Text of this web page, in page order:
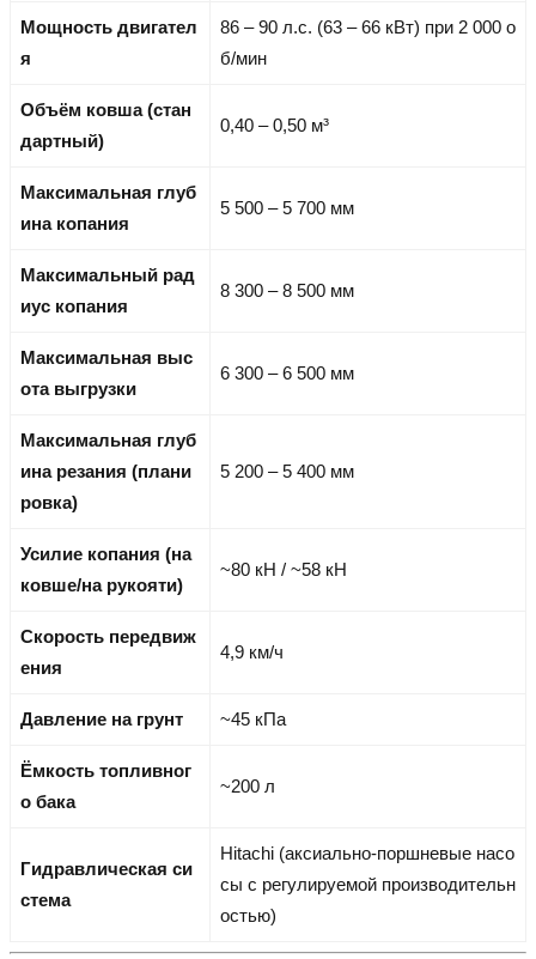
Мощность двигател
я
86 – 90 л.с. (63 – 66 кВт) при 2 000 о
б/мин
Объём ковша (стан
дартный)
0,40 – 0,50 м³
Максимальная глуб
ина копания
5 500 – 5 700 мм
Максимальный рад
иус копания
8 300 – 8 500 мм
Максимальная выс
ота выгрузки
6 300 – 6 500 мм
Максимальная глуб
ина резания (плани
ровка)
5 200 – 5 400 мм
Усилие копания (на
ковше/на рукояти)
~80 кН / ~58 кН
Скорость передвиж
ения
4,9 км/ч
Давление на грунт ~45 кПа
Ёмкость топливног
о бака
~200 л
Гидравлическая си
стема
Hitachi (аксиально-поршневые насо
сы с регулируемой производительн
остью)